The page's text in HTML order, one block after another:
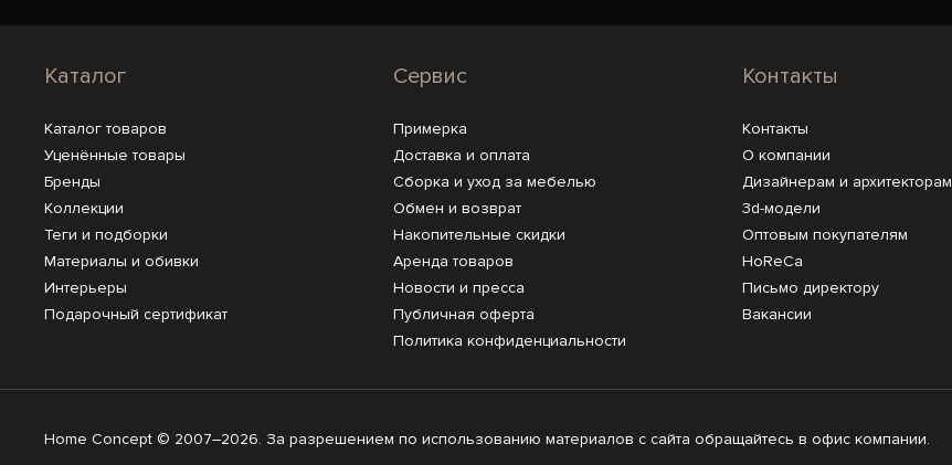
Каталог
Каталог товаров
Уценённые товары
Бренды
Коллекции
Теги и подборки
Материалы и обивки
Интерьеры
Подарочный сертификат
Сервис
Примерка
Доставка и оплата
Сборка и уход за мебелью
Обмен и возврат
Накопительные скидки
Аренда товаров
Новости и пресса
Публичная оферта
Политика конфиденциальности
Контакты
Контакты
О компании
Дизайнерам и архитекторам
3d-модели
Оптовым покупателям
HoReCa
Письмо директору
Вакансии
Home Concept © 2007–2026. За разрешением по использованию материалов с сайта обращайтесь в офис компании.